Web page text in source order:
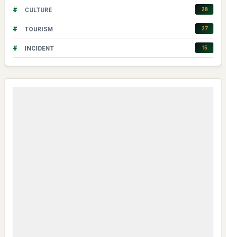
# CULTURE 28
# TOURISM 27
# INCIDENT 15